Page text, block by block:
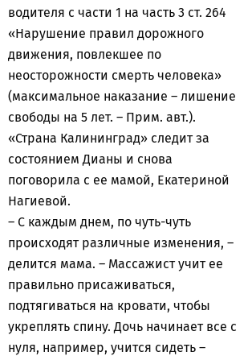
водителя с части 1 на часть 3 ст. 264
«Нарушение правил дорожного
движения, повлекшее по
неосторожности смерть человека»
(максимальное наказание – лишение
свободы на 5 лет. – Прим. авт.).
«Страна Калининград» следит за
состоянием Дианы и снова
поговорила с ее мамой, Екатериной
Нагиевой.
– С каждым днем, по чуть-чуть
происходят различные изменения, –
делится мама. – Массажист учит ее
правильно присаживаться,
подтягиваться на кровати, чтобы
укреплять спину. Дочь начинает все с
нуля, например, учится сидеть –